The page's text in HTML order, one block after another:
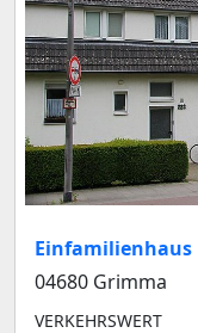
Einfamilienhaus
04680 Grimma
VERKEHRSWERT